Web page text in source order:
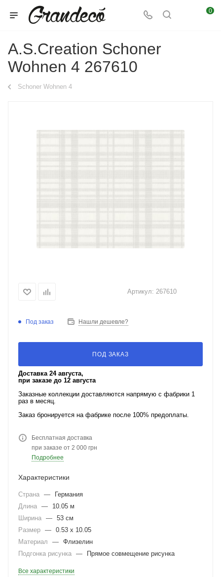
0
A.S.Creation Schoner
Wohnen 4 267610
Schoner Wohnen 4
Артикул: 267610
Под заказ Нашли дешевле?
ПОД ЗАКАЗ
Доставка 24 августа,
при заказе до 12 августа
Заказные коллекции доставляются напрямую с фабрики 1
раз в месяц.
Заказ бронируется на фабрике после 100% предоплаты.
Бесплатная доставка
при заказе от 2 000 грн
Подробнее
Характеристики
Страна —
Германия
Длина —
10.05 м
Ширина — 53 см
Размер — 0.53 x 10.05
Материал
— Флизелин
Подгонка рисунка — Прямое совмещение рисунка
Все характеристики